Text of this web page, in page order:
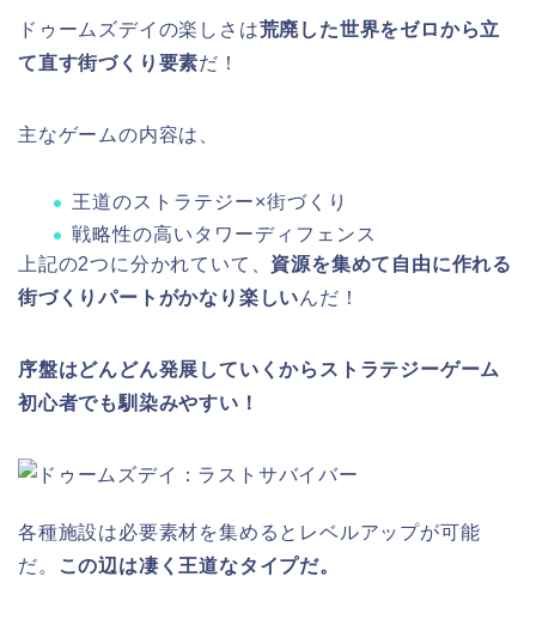
ドゥームズデイの楽しさは荒廃した世界をゼロから立
て直す街づくり要素だ！
主なゲームの内容は、
王道のストラテジー×街づくり
戦略性の高いタワーディフェンス
上記の2つに分かれていて、 資源を集めて自由に作れる
街づくりパートがかなり楽しいんだ！
序盤はどんどん発展していくからストラテジーゲーム
初心者でも馴染みやすい！
各種施設は必要素材を集めるとレベルアップが可能
だ。
この辺は凄く王道なタイプだ。